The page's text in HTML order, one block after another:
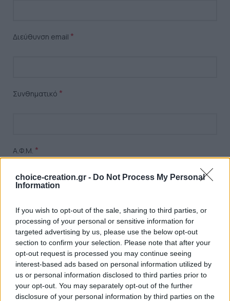
choice-creation.gr - Do Not Process My Personal
Information
If you wish to opt-out of the sale, sharing to third parties, or
processing of your personal or sensitive information for
targeted advertising by us, please use the below opt-out
section to confirm your selection. Please note that after your
opt-out request is processed you may continue seeing
interest-based ads based on personal information utilized by
us or personal information disclosed to third parties prior to
your opt-out. You may separately opt-out of the further
disclosure of your personal information by third parties on the
Διεύθυνση email *
Συνθηματικό *
Α.Φ.Μ. *
Είδος Επιχείρησης*
Δ.Ο.Υ.*